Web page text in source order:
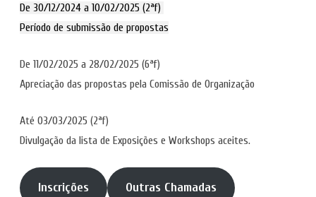
De 30/12/2024 a 10/02/2025 (2ªf)
Período de submissão de propostas
De 11/02/2025 a 28/02/2025 (6ªf)
Apreciação das propostas pela Comissão de Organização
Até 03/03/2025 (2ªf)
Divulgação da lista de Exposições e Workshops aceites.
Inscrições Outras Chamadas